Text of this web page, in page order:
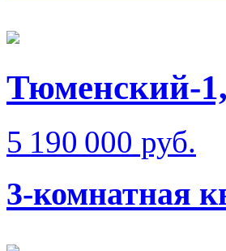
Тюменский-
5 190 000 руб.
3-комнатная